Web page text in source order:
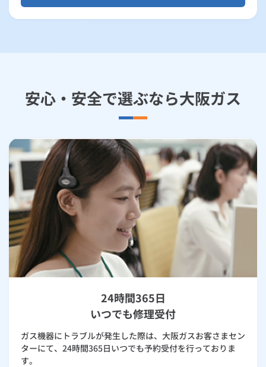
安心・安全で選ぶなら大阪ガス
24時間365日
いつでも修理受付
ガス機器にトラブルが発生した際は、大阪ガスお客さまセン
ターにて、24時間365日いつでも予約受付を行っておりま
す。